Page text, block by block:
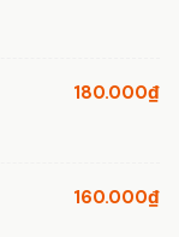
180.000₫
160.000₫